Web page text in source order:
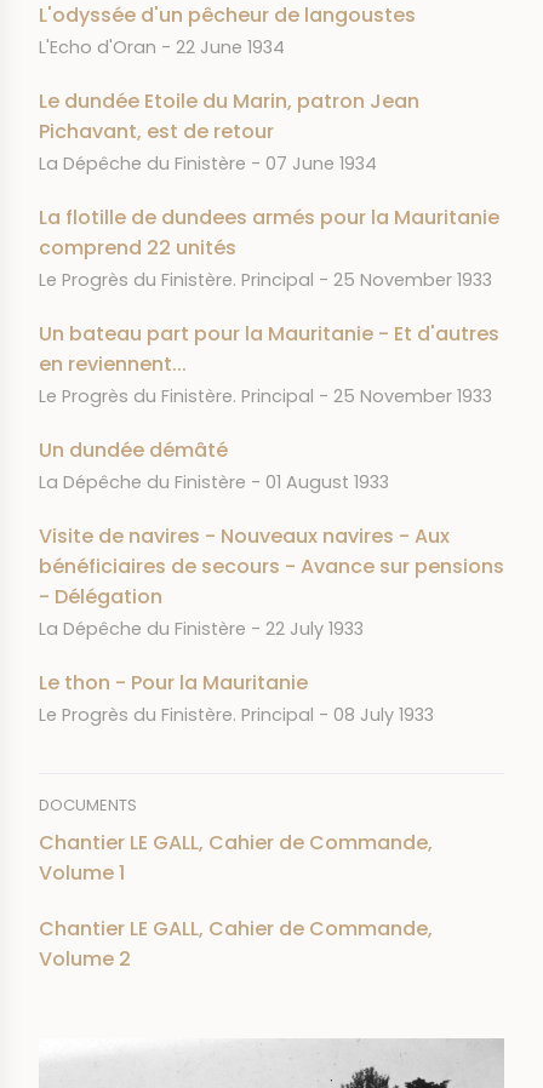
L'odyssée d'un pêcheur de langoustes
JOURNAL
L'Echo d'Oran DATE
22 June 1934
Le dundée Etoile du Marin, patron Jean
Pichavant, est de retour
JOURNAL
La Dépêche du Finistère DATE
07 June 1934
La flotille de dundees armés pour la Mauritanie
comprend 22 unités
JOURNAL
Le Progrès du Finistère. Principal DATE
25 November 1933
Un bateau part pour la Mauritanie - Et d'autres
en reviennent...
JOURNAL
Le Progrès du Finistère. Principal DATE
25 November 1933
Un dundée démâté
JOURNAL
La Dépêche du Finistère DATE
01 August 1933
Visite de navires - Nouveaux navires - Aux
bénéficiaires de secours - Avance sur pensions
- Délégation
JOURNAL
La Dépêche du Finistère DATE
22 July 1933
Le thon - Pour la Mauritanie
JOURNAL
Le Progrès du Finistère. Principal DATE
08 July 1933
DOCUMENTS
Chantier LE GALL, Cahier de Commande,
Volume 1
Chantier LE GALL, Cahier de Commande,
Volume 2